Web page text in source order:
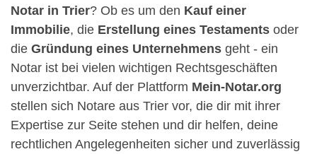
Notar in Trier? Ob es um den Kauf einer
Immobilie, die Erstellung eines Testaments oder
die Gründung eines Unternehmens geht - ein
Notar ist bei vielen wichtigen Rechtsgeschäften
unverzichtbar. Auf der Plattform Mein-Notar.org
stellen sich Notare aus Trier vor, die dir mit ihrer
Expertise zur Seite stehen und dir helfen, deine
rechtlichen Angelegenheiten sicher und zuverlässig